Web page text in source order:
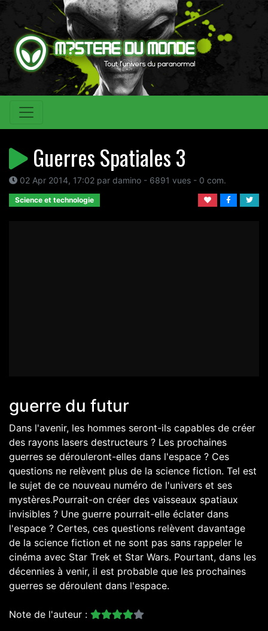
Guerres Spatiales 3
02 Apr 2014, 17:02 par damino - 6891 vues - 0 com.
Science et technologie
guerre du futur
Dans l'avenir, les hommes seront-ils capables de créer
des rayons lasers destructeurs ? Les prochaines
guerres se dérouleront-elles dans l'espace ? Ces
questions ne relèvent plus de la science fiction. Tel est
le sujet de ce nouveau numéro de l'univers et ses
mystères.Pourrait-on créer des vaisseaux spatiaux
invisibles ? Une guerre pourrait-elle éclater dans
l'espace ? Certes, ces questions relèvent davantage
de la science fiction et ne sont pas sans rappeler le
cinéma avec Star Trek et Star Wars. Pourtant, dans les
décennies à venir, il est probable que les prochaines
guerres se déroulent dans l'espace.
Note de l'auteur :